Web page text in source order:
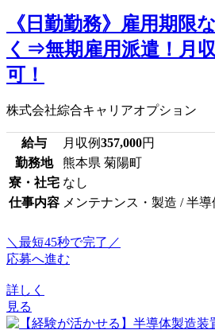
《日勤勤務》雇用期限
く⇒無期雇用派遣！月
可！
株式会社綜合キャリアオプション
給与 月収例357,000円
勤務地
熊本県 菊陽町
寮・社宅 なし
仕事内容 メンテナンス・製造 / 半
＼最短45秒で完了／
応募へ進む
詳しく
見る